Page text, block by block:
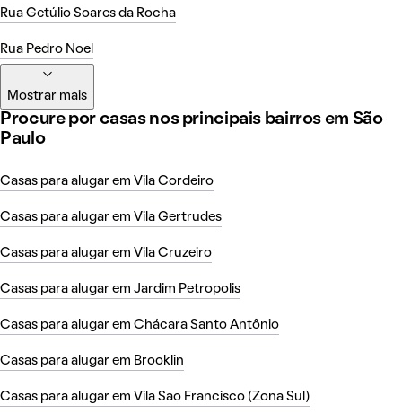
Rua Getúlio Soares da Rocha
Rua Pedro Noel
Mostrar mais
Procure por casas nos principais bairros em São
Paulo
Casas para alugar em Vila Cordeiro
Casas para alugar em Vila Gertrudes
Casas para alugar em Vila Cruzeiro
Casas para alugar em Jardim Petropolis
Casas para alugar em Chácara Santo Antônio
Casas para alugar em Brooklin
Casas para alugar em Vila Sao Francisco (Zona Sul)